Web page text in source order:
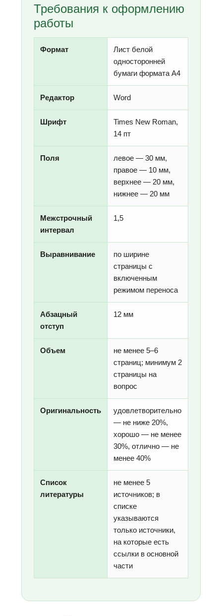
Требования к оформлению
работы
Формат
Лист белой
односторонней
бумаги формата А4
Редактор Word
Шрифт
Times New Roman,
14 пт
Поля
левое — 30 мм,
правое — 10 мм,
верхнее — 20 мм,
нижнее — 20 мм
Межстрочный
интервал
1,5
Выравнивание
по ширине
страницы с
включенным
режимом переноса
Абзацный
отступ
12 мм
Объем
не менее 5–6
страниц; минимум 2
страницы на
вопрос
Оригинальность
удовлетворительно
— не ниже 20%,
хорошо — не менее
30%, отлично — не
менее 40%
Список
литературы
не менее 5
источников; в
списке
указываются
только источники,
на которые есть
ссылки в основной
части